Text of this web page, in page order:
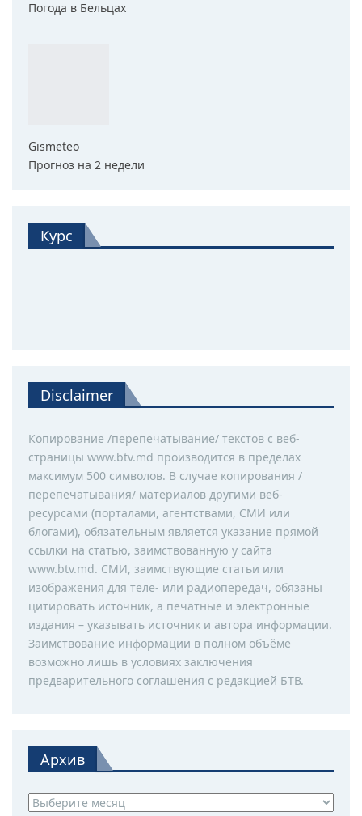
Погода в Бельцах
Gismeteo
Прогноз на 2 недели
Курс
Disclaimer
Копирование /перепечатывание/ текстов с веб-
страницы www.btv.md производится в пределах
максимум 500 символов. В случае копирования /
перепечатывания/ материалов другими веб-
ресурсами (порталами, агентствами, СМИ или
блогами), обязательным является указание прямой
ссылки на статью, заимствованную у сайта
www.btv.md. СМИ, заимствующие статьи или
изображения для теле- или радиопередач, обязаны
цитировать источник, а печатные и электронные
издания – указывать источник и автора информации.
Заимствование информации в полном объёме
возможно лишь в условиях заключения
предварительного соглашения с редакцией БТВ.
Архив
Архив